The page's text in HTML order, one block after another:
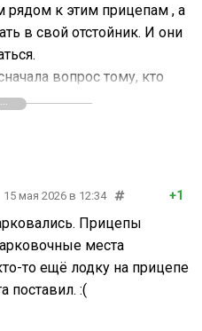
к этим прицепам , а
в свой отстойник. И они
вопрос тому, кто
места для стоянки
15 мая 2026 в 12:34 +1
Прицепы
места
то ещё лодку на прицепе
поставил. :(